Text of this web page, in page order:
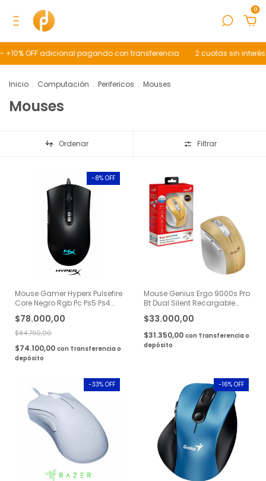
0
OFF adicional pagando con transferencia 2 cuotas sin
Inicio . Computación . Perifericos . Mouses
Mouses
Ordenar Filtrar
Mouse Gamer Hyperx Pulsefire
Core Negro Rgb Pc Ps5 Ps4
$78.000,00
-8% OFF
$84.790,00
$74.100,00 con Transferencia o
depósito
Mouse Genius Ergo 9000s Pro
Bt Dual Silent Recargable
$33.000,00
$31.350,00 con Transferencia o
depósito
-33% OFF -16% OFF